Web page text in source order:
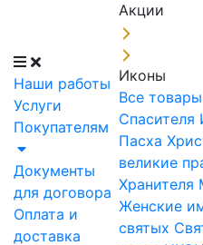
Наши работы
Услуги
Покупателям
Документы
для договора
Оплата и
доставка
Акции
Иконы
Все товары
Спасителя
Пасха
великие
Хранителя
Женские
святых